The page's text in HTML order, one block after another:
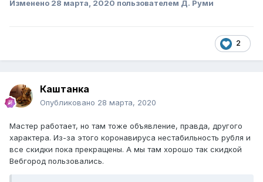
Изменено 28 марта, 2020 пользователем Д. Руми
2
Каштанка
Опубликовано 28 марта, 2020
Мастер работает, но там тоже объявление, правда, другого
характера. Из-за этого коронавируса нестабильность рубля и
все скидки пока прекращены. А мы там хорошо так скидкой
Вебгород пользовались.